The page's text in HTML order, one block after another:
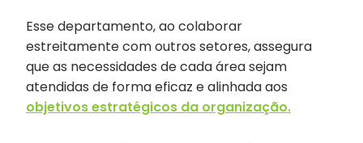
Esse departamento, ao colaborar
estreitamente com outros setores, assegura
que as necessidades de cada área sejam
atendidas de forma eficaz e alinhada aos
objetivos estratégicos da organização.